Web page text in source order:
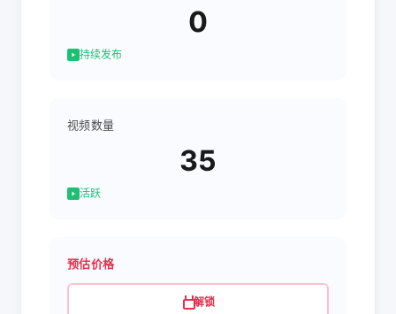
0
持续发布
视频数量
35
活跃
预估价格
解锁